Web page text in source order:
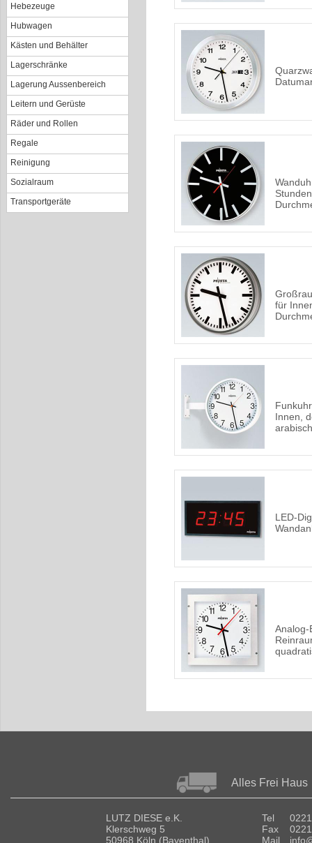
Hebezeuge
Hubwagen
Kästen und Behälter
Lagerschränke
Lagerung Aussenbereich
Leitern und Gerüste
Räder und Rollen
Regale
Reinigung
Sozialraum
Transportgeräte
für
Innen,
LED-
Analog-
Alles Frei Haus
LUTZ DIESE e.K.
Klerschweg 5
50968 Köln (Bayenthal)
Tel
Fax
Mail